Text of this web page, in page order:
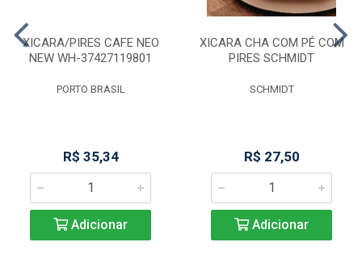
XICARA/PIRES CAFE NEO
NEW WH-37427119801
PORTO BRASIL
R$ 35,34
Adicionar
XICARA CHA COM PÉ COM
PIRES SCHMIDT
SCHMIDT
R$ 27,50
Adicionar